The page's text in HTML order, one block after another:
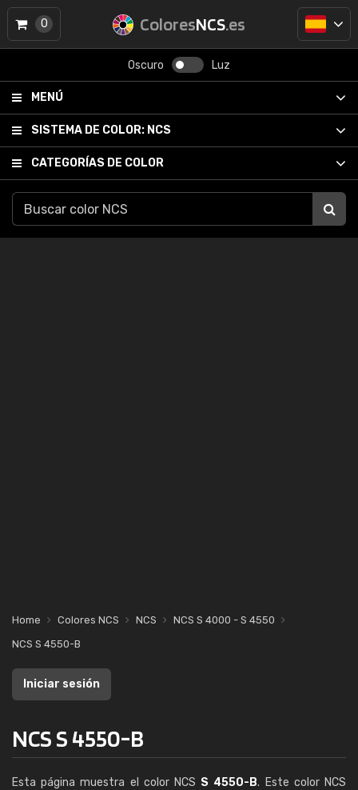
ColoresNCS.es
Oscuro Luz
MENÚ
SISTEMA DE COLOR: NCS
CATEGORÍAS DE COLOR
0
Home Colores NCS NCS
NCS S 4000 - S 4550
NCS S 4550-B
Iniciar sesión
NCS S 4550-B
Esta página muestra el color NCS S 4550-B. Este color NCS